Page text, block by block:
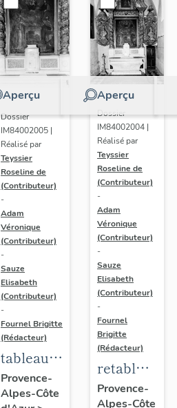
Aperçu
Dossier
IM84002005 |
Réalisé par
Teyssier
Roseline de
(Contributeur)
-
Adam
Véronique
(Contributeur)
-
Sauze
Elisabeth
(Contributeur)
-
Fournel Brigitte
(Rédacteur)
tableau
(2) :
Vierge à
Provence-
Alpes-Côte
Aperçu
Dossier
IM84002004 |
Réalisé par
Teyssier
Roseline de
(Contributeur)
-
Adam
Véronique
(Contributeur)
-
Sauze
Elisabeth
(Contributeur)
-
Fournel
Brigitte
(Rédacteur)
retable
du
Provence-
Alpes-Côte